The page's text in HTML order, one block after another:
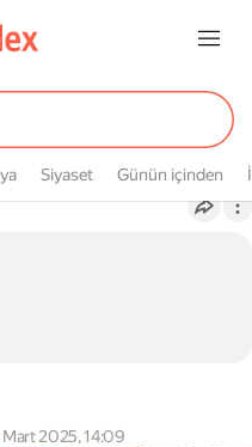
Siyaset Günün içinden
Mart 2025, 14:09